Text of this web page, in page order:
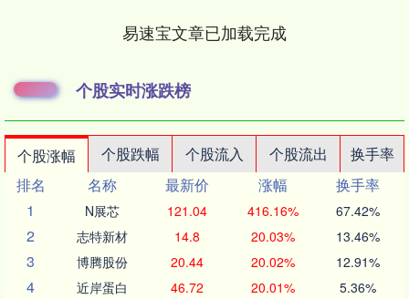
易速宝文章已加载完成
个股实时涨跌榜
个股涨幅 个股跌幅 个股流入 个股流出
换手率
排名
名称 最新价 涨幅
换手率
1
N展芯 121.04 416.16% 67.42%
2 志特新材 14.8 20.03% 13.46%
3 博腾股份 20.44 20.02% 12.91%
4 近岸蛋白 46.72 20.01% 5.36%